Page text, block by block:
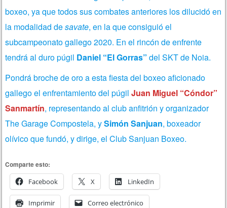
boxeo, ya que todos sus combates anteriores los dilucidó en
la modalidad desavate, en la que consiguió el
subcampeonato gallego 2020. En el rincón de enfrente
tendrá al duro púgil Daniel “El Gorras” del SKT de Noia.
Pondrá broche de oro a esta fiesta del boxeo aficionado
gallego el enfrentamiento del púgilJuan Miguel “Cóndor”
Sanmartín, representando al club anfitrión y organizador
The Garage Compostela, ySimón Sanjuan, boxeador
olívico que fundó, y dirige, el Club Sanjuan Boxeo.
Comparte esto:
Facebook
X LinkedIn
Imprimir Correo electrónico